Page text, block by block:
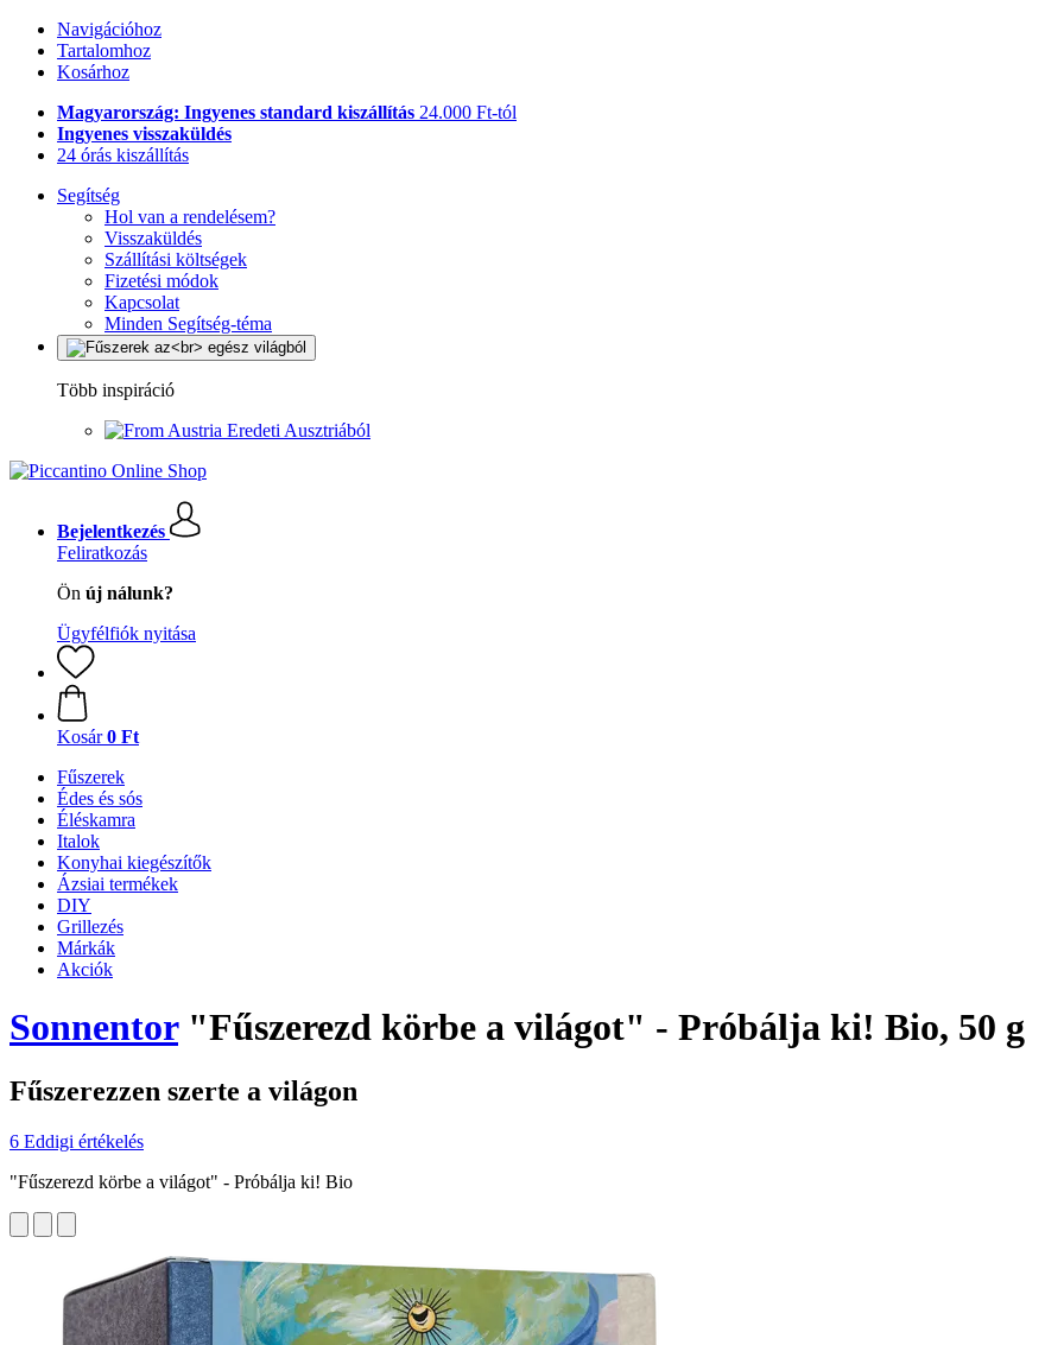
Navigációhoz
Tartalomhoz
Kosárhoz
Magyarország: Ingyenes standard kiszállítás 24.000 Ft-tól
Ingyenes visszaküldés
24 órás kiszállítás
Segítség
Hol van a rendelésem?
Visszaküldés
Szállítási költségek
Fizetési módok
Kapcsolat
Minden Segítség-téma
Több inspiráció
Eredeti Ausztriából
Bejelentkezés
Feliratkozás
Ön új nálunk?
Ügyfélfiók nyitása
Kosár 0 Ft
Fűszerek
Édes és sós
Éléskamra
Italok
Konyhai kiegészítők
Ázsiai termékek
DIY
Grillezés
Márkák
Akciók
Sonnentor"Fűszerezd körbe a világot" - Próbálja ki! Bio, 50 g
Fűszerezzen szerte a világon
6 Eddigi értékelés
"Fűszerezd körbe a világot" - Próbálja ki! Bio